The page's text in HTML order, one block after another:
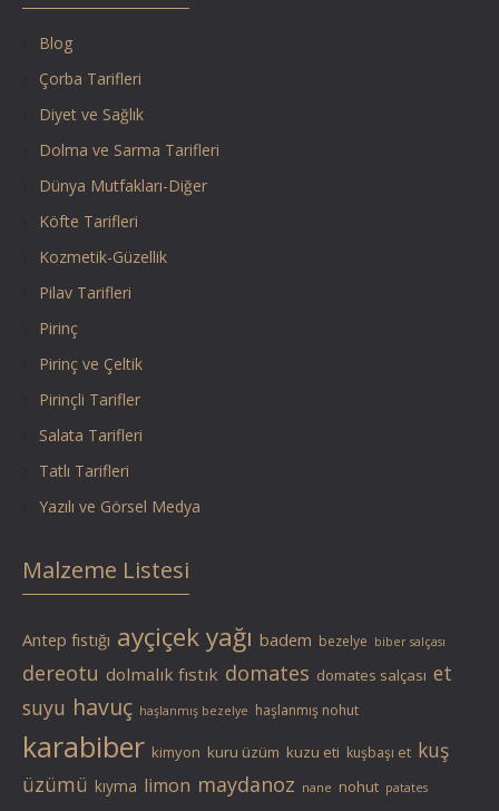
Blog
Çorba Tarifleri
Diyet ve Sağlık
Dolma ve Sarma Tarifleri
Dünya Mutfakları-Diğer
Köfte Tarifleri
Kozmetik-Güzellik
Pilav Tarifleri
Pirinç
Pirinç ve Çeltik
Pirinçli Tarifler
Salata Tarifleri
Tatlı Tarifleri
Yazılı ve Görsel Medya
Malzeme Listesi
Antep fıstığı ayçiçek yağı badem bezelye biber salçası
dereotu dolmalık fıstık domates domates salçası et
suyu havuç haşlanmış bezelye haşlanmış nohut
karabiber kimyon kuru üzüm kuzu eti kuşbaşı et kuş
üzümü kıyma limon maydanoz nane nohut patates